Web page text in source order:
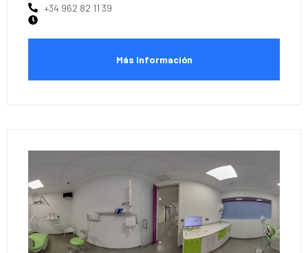
+34 962 82 11 39
Más Información